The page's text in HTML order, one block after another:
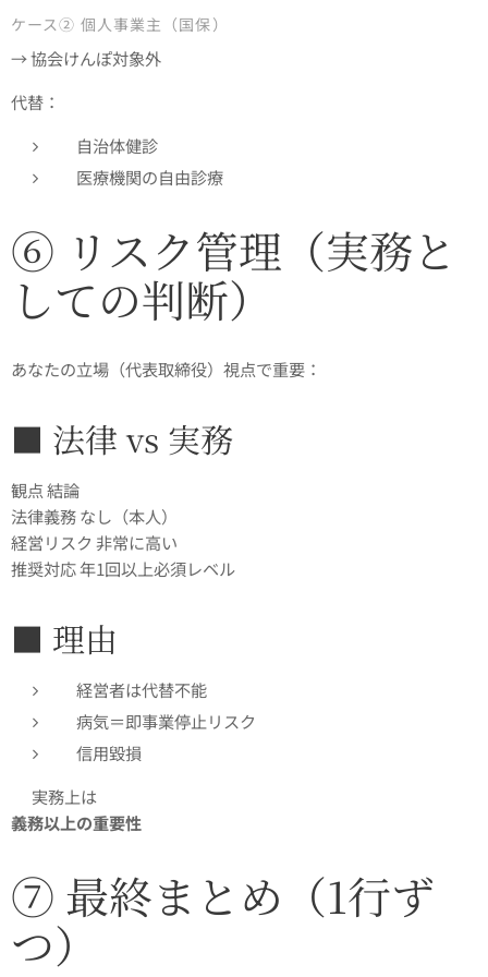
ケース② 個人事業主（国保）
→ 協会けんぽ対象外
代替：
自治体健診
医療機関の自由診療
⑥ リスク管理（実務と
しての判断）
あなたの立場（代表取締役）視点で重要：
■ 法律 vs 実務
観点 結論
法律義務 なし（本人）
経営リスク 非常に高い
推奨対応 年1回以上必須レベル
■ 理由
経営者は代替不能
病気＝即事業停止リスク
信用毀損
👉実務上は
義務以上の重要性
⑦ 最終まとめ（1行ず
つ）